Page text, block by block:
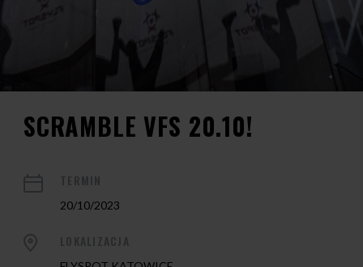
SCRAMBLE VFS 20.10!
20/10/2023